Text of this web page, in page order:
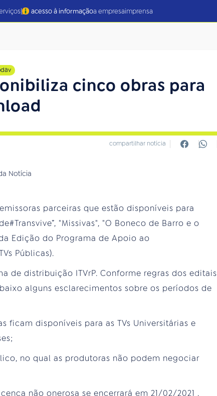
| acesso à informaçãoa empresaimprensa
cinco obras para
compartilhar notícia
parceiras que estão disponíveis para
"Missivas", "O Boneco de Barro e o
Edição do Programa de Apoio ao
Públicas).
de distribuição ITVrP. Conforme regras dos editais
alguns esclarecimentos sobre os períodos de
ficam disponíveis para as TVs Universitárias e
no qual as produtoras não podem negociar
não onerosa se encerrará em 21/02/2021 .